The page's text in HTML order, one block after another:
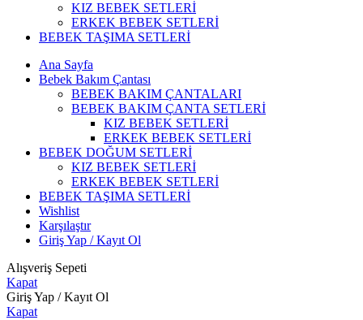
KIZ BEBEK SETLERİ
ERKEK BEBEK SETLERİ
BEBEK TAŞIMA SETLERİ
Ana Sayfa
Bebek Bakım Çantası
BEBEK BAKIM ÇANTALARI
BEBEK BAKIM ÇANTA SETLERİ
KIZ BEBEK SETLERİ
ERKEK BEBEK SETLERİ
BEBEK DOĞUM SETLERİ
KIZ BEBEK SETLERİ
ERKEK BEBEK SETLERİ
BEBEK TAŞIMA SETLERİ
Wishlist
Karşılaştır
Giriş Yap / Kayıt Ol
Alışveriş Sepeti
Kapat
Giriş Yap / Kayıt Ol
Kapat